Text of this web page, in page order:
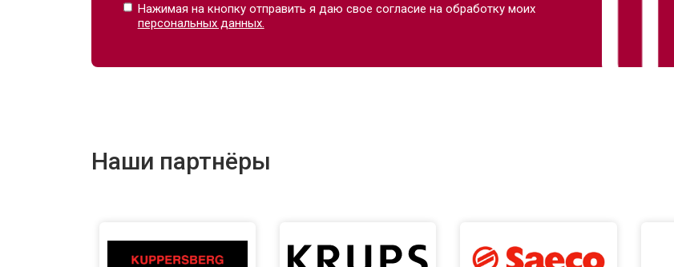
Нажимая на кнопку отправить я даю свое согласие на обработку моих
персональных данных.
Наши партнёры